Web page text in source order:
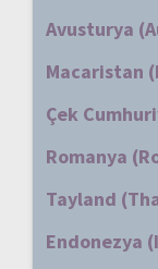
Avusturya
Macaristan
Çek
Romanya
Tayland
Endonezya